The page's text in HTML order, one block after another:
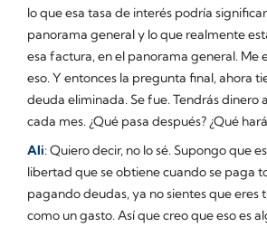
lo que esa tasa de interés podría
panorama general y lo que realmente
esa factura, en el panorama general. Me
eso. Y entonces la pregunta final, ahora
deuda eliminada. Se fue. Tendrás dinero
cada mes. ¿Qué pasa después? ¿Qué
Ali: Quiero decir, no lo sé. Supongo que
libertad que se obtiene cuando se paga
pagando deudas, ya no sientes que eres
como un gasto. Así que creo que eso es